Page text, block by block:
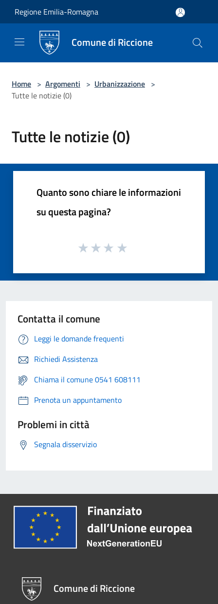
Regione Emilia-Romagna
Comune di Riccione
Home > Argomenti > Urbanizzazione >
Tutte le notizie (0)
Tutte le notizie (0)
Quanto sono chiare le informazioni
su questa pagina?
Contatta il comune
Leggi le domande frequenti
Richiedi Assistenza
Chiama il comune 0541 608111
Prenota un appuntamento
Problemi in città
Segnala disservizio
Comune di Riccione